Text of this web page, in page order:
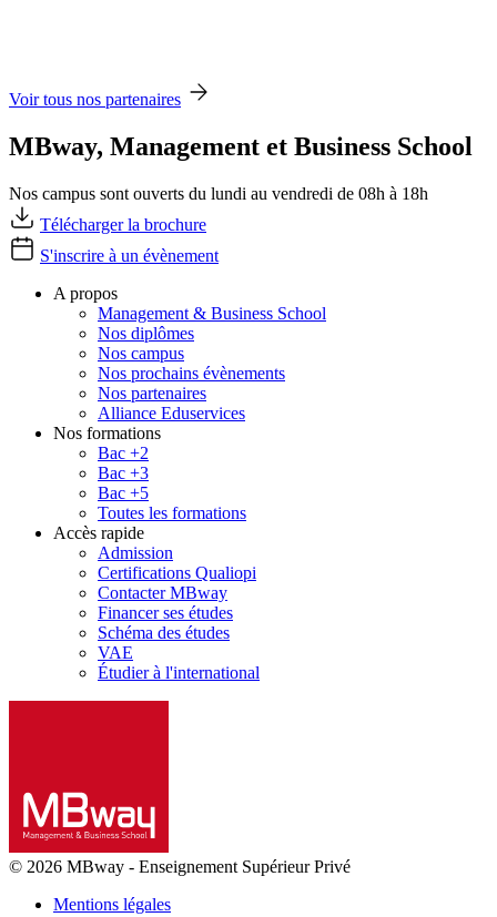
Voir tous nos partenaires
MBway, Management et Business School
Nos campus sont ouverts du lundi au vendredi de 08h à 18h
Télécharger la brochure
S'inscrire à un évènement
A propos
Management & Business School
Nos diplômes
Nos campus
Nos prochains évènements
Nos partenaires
Alliance Eduservices
Nos formations
Bac +2
Bac +3
Bac +5
Toutes les formations
Accès rapide
Admission
Certifications Qualiopi
Contacter MBway
Financer ses études
Schéma des études
VAE
Étudier à l'international
© 2026 MBway - Enseignement Supérieur Privé
Mentions légales